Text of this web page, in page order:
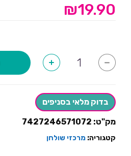
₪19.90
-
של
כחול
נצנצים
+
בדוק מלאי בסניפים
מק"ט: 7427246571072
קטגוריה: מרכזי שולחן